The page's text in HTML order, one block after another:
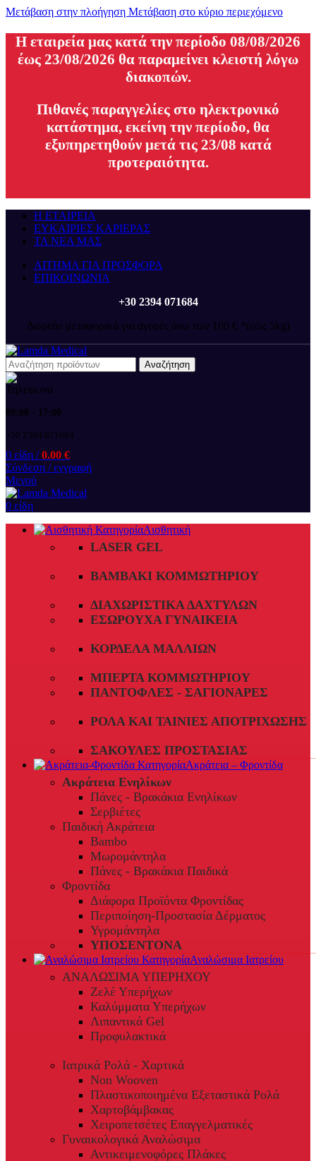
Μετάβαση στην πλοήγηση Μετάβαση στο κύριο περιεχόμενο
H εταιρεία μας κατά την περίοδο 08/08/2026
έως 23/08/2026 θα παραμείνει κλειστή λόγω
διακοπών.
Πιθανές παραγγελίες στο ηλεκτρονικό
κατάστημα, εκείνη την περίοδο, θα
εξυπηρετηθούν μετά τις 23/08 κατά
προτεραιότητα.
Η ΕΤΑΙΡΕΙΑ
ΕΥΚΑΙΡΙΕΣ ΚΑΡΙΕΡΑΣ
ΤΑ ΝΕΑ ΜΑΣ
ΑΙΤΗΜΑ ΓΙΑ ΠΡΟΣΦΟΡΑ
ΕΠΙΚΟΙΝΩΝΙΑ
+30 2394 071684
Δωρεάν μεταφορικά για αγορές άνω των 100 € *(εώς 5kg)
Αναζήτηση
09:00 - 17:00
+30 2394 071684
0 είδη / 0.00 €
Σύνδεση / εγγραφή
Μενού
0 είδη
Αισθητική
LASER GEL
ΒΑΜΒΆΚΙ ΚΟΜΜΩΤΗΡΊΟΥ
ΔΙΑΧΩΡΙΣΤΙΚΆ ΔΑΧΤΎΛΩΝ
ΕΣΏΡΟΥΧΑ ΓΥΝΑΙΚΕΊΑ
ΚΟΡΔΈΛΑ ΜΑΛΛΙΏΝ
ΜΠΈΡΤΑ ΚΟΜΜΩΤΗΡΊΟΥ
ΠΑΝΤΌΦΛΕΣ - ΣΑΓΙΟΝΆΡΕΣ
ΡΟΛΆ ΚΑΙ ΤΑΙΝΊΕΣ ΑΠΟΤΡΊΧΩΣΗΣ
ΣΑΚΟΎΛΕΣ ΠΡΟΣΤΑΣΊΑΣ
Ακράτεια – Φροντίδα
Ακράτεια Ενηλίκων
Πάνες - Βρακάκια Ενηλίκων
Σερβιέτες
Παιδική Ακράτεια
Bambo
Μωρομάντηλα
Πάνες - Βρακάκια Παιδικά
Φροντίδα
Διάφορα Προϊόντα Φροντίδας
Περιποίηση-Προστασία Δέρματος
Υγρομάντηλα
ΥΠΟΣΕΝΤΟΝΑ
Αναλώσιμα Ιατρείου
ΑΝΑΛΩΣΙΜΑ ΥΠΕΡΗΧΟΥ
Ζελέ Υπερήχων
Καλύμματα Υπερήχων
Λιπαντικά Gel
Προφυλακτικά
Ιατρικά Ρολά - Χαρτικά
Non Wooven
Πλαστικοποιημένα Εξεταστικά Ρολά
Χαρτοβάμβακας
Χειροπετσέτες Επαγγελματικές
Γυναικολογικά Αναλώσιμα
Αντικειμενοφόρες Πλάκες